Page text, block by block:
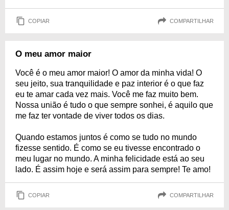
COPIAR COMPARTILHAR
O meu amor maior
Você é o meu amor maior! O amor da minha vida! O
seu jeito, sua tranquilidade e paz interior é o que faz
eu te amar cada vez mais. Você me faz muito bem.
Nossa união é tudo o que sempre sonhei, é aquilo que
me faz ter vontade de viver todos os dias.
Quando estamos juntos é como se tudo no mundo
fizesse sentido. É como se eu tivesse encontrado o
meu lugar no mundo. A minha felicidade está ao seu
lado. É assim hoje e será assim para sempre! Te amo!
COPIAR COMPARTILHAR